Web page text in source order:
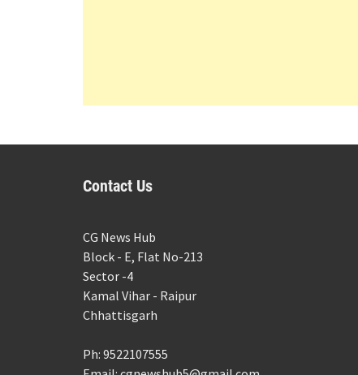
Contact Us
CG News Hub
Block - E, Flat No-213
Sector -4
Kamal Vihar - Raipur
Chhattisgarh
Ph: 9522107555